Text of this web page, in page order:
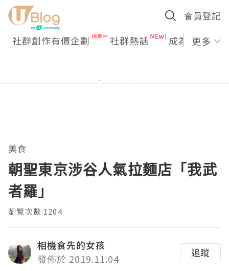
會員登記
社群創作有價企劃 社群熱話 成為U更多
美食
朝聖東京涉谷人氣拉麵店「我武
者羅」
瀏覽次數:1204
相機食先的女孩
發佈於 2019.11.04
追蹤